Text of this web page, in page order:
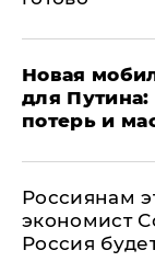
​Новая
для
потерь и
Россиянам
экономист
Россия